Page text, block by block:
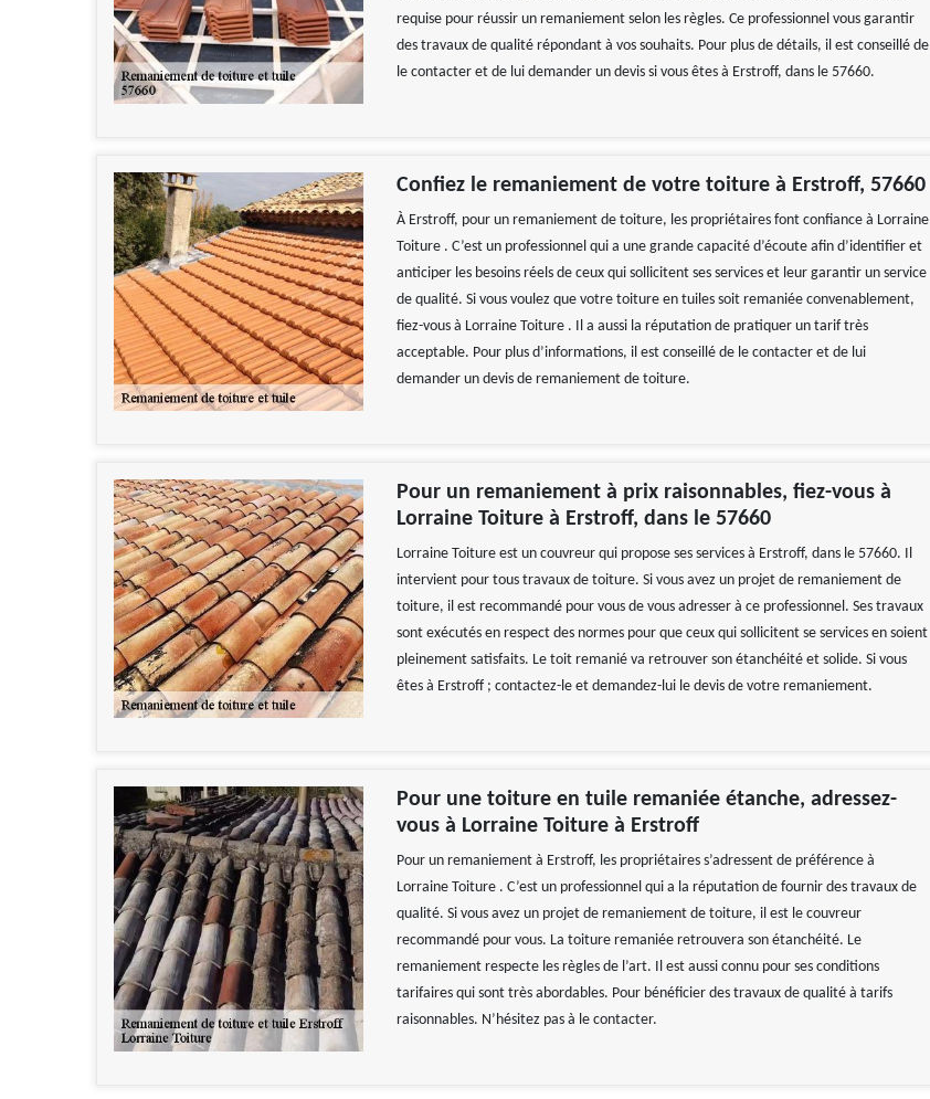
requise pour réussir un remaniement selon les règles. Ce professionnel vous garantir
des travaux de qualité répondant à vos souhaits. Pour plus de détails, il est conseillé de
le contacter et de lui demander un devis si vous êtes à Erstroff, dans le 57660.
Confiez le remaniement de votre toiture à Erstroff, 57660
À Erstroff, pour un remaniement de toiture, les propriétaires font confiance à Lorraine
Toiture . C’est un professionnel qui a une grande capacité d’écoute afin d’identifier et
anticiper les besoins réels de ceux qui sollicitent ses services et leur garantir un service
de qualité. Si vous voulez que votre toiture en tuiles soit remaniée convenablement,
fiez-vous à Lorraine Toiture . Il a aussi la réputation de pratiquer un tarif très
acceptable. Pour plus d’informations, il est conseillé de le contacter et de lui
demander un devis de remaniement de toiture.
Pour un remaniement à prix raisonnables, fiez-vous à
Lorraine Toiture à Erstroff, dans le 57660
Lorraine Toiture est un couvreur qui propose ses services à Erstroff, dans le 57660. Il
intervient pour tous travaux de toiture. Si vous avez un projet de remaniement de
toiture, il est recommandé pour vous de vous adresser à ce professionnel. Ses travaux
sont exécutés en respect des normes pour que ceux qui sollicitent se services en soient
pleinement satisfaits. Le toit remanié va retrouver son étanchéité et solide. Si vous
êtes à Erstroff ; contactez-le et demandez-lui le devis de votre remaniement.
Pour une toiture en tuile remaniée étanche, adressez-
vous à Lorraine Toiture à Erstroff
Pour un remaniement à Erstroff, les propriétaires s’adressent de préférence à
Lorraine Toiture . C’est un professionnel qui a la réputation de fournir des travaux de
qualité. Si vous avez un projet de remaniement de toiture, il est le couvreur
recommandé pour vous. La toiture remaniée retrouvera son étanchéité. Le
remaniement respecte les règles de l’art. Il est aussi connu pour ses conditions
tarifaires qui sont très abordables. Pour bénéficier des travaux de qualité à tarifs
raisonnables. N’hésitez pas à le contacter.